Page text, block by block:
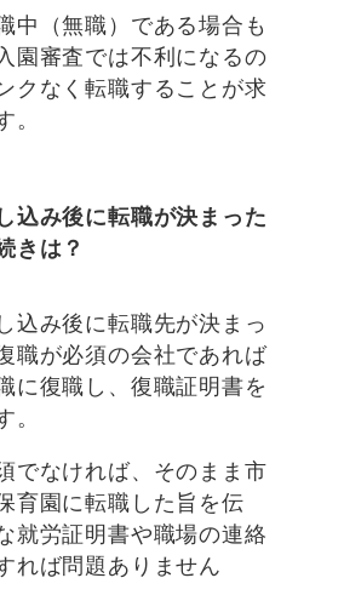
中（無職）である場合も
園審査では不利になるの
クなく転職することが求
。
込み後に転職が決まった
きは？
込み後に転職先が決まっ
職が必須の会社であれば
に復職し、復職証明書を
。
でなければ、そのまま市
育園に転職した旨を伝
就労証明書や職場の連絡
れば問題ありません